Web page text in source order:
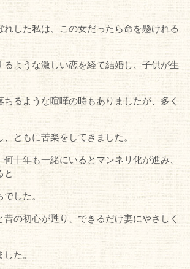
れした私は、この女だったら命を懸けれる
るような激しい恋を経て結婚し、子供が生
るような喧嘩の時もありましたが、多く
ともに苦楽をしてきました。
十年も一緒にいるとマンネリ化が進み、
と
した。
の初心が甦り、できるだけ妻にやさしく
た。